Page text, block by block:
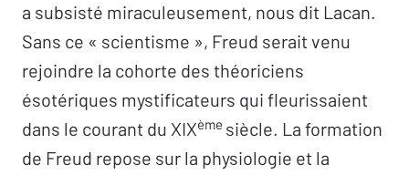
a subsisté miraculeusement, nous dit Lacan.
Sans ce « scientisme », Freud serait venu
rejoindre la cohorte des théoriciens
ésotériques mystificateurs qui fleurissaient
dans le courant du XIXème siècle. La formation
de Freud repose sur la physiologie et la